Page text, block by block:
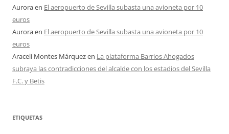
Auroraen El aeropuerto de Sevilla subasta una avioneta por 10
euros
Auroraen El aeropuerto de Sevilla subasta una avioneta por 10
euros
Araceli Montes Márquezen La plataforma Barrios Ahogados
subraya las contradicciones del alcalde con los estadios del Sevilla
F.C. y Betis
ETIQUETAS